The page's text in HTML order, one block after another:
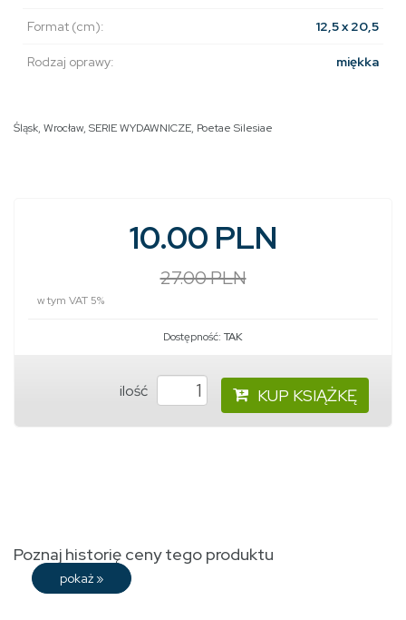
Format (cm): 12,5 x 20,5
Rodzaj oprawy: miękka
Śląsk, Wrocław, SERIE WYDAWNICZE, Poetae Silesiae
10.00 PLN
27.00 PLN
w tym VAT 5%
Dostępność: TAK
ilość KUP KSIĄŻKĘ
Poznaj historię ceny tego produktu
pokaż »